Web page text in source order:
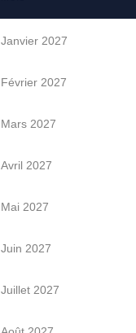
Janvier 2027
Février 2027
Mars 2027
Avril 2027
Mai 2027
Juin 2027
Juillet 2027